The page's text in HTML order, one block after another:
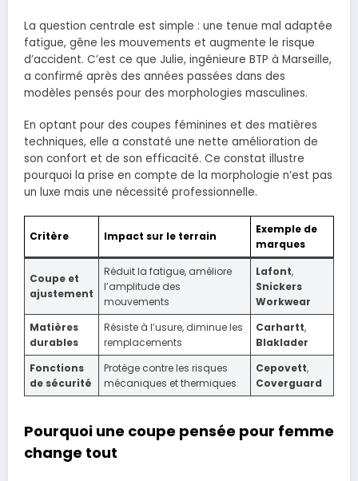
La question centrale est simple : une tenue mal adaptée
fatigue, gêne les mouvements et augmente le risque
d’accident. C’est ce que Julie, ingénieure BTP à Marseille,
a confirmé après des années passées dans des
modèles pensés pour des morphologies masculines.
En optant pour des coupes féminines et des matières
techniques, elle a constaté une nette amélioration de
son confort et de son efficacité. Ce constat illustre
pourquoi la prise en compte de la morphologie n’est pas
un luxe mais une nécessité professionnelle.
Critère Impact sur le terrain
Exemple de
marques
Coupe et
ajustement
Réduit la fatigue, améliore
l’amplitude des
mouvements
Lafont,
Snickers
Workwear
Matières
durables
Résiste à l’usure, diminue les
remplacements
Carhartt,
Blaklader
Fonctions
de sécurité
Protège contre les risques
mécaniques et thermiques
Cepovett,
Coverguard
Pourquoi une coupe pensée pour femme
change tout